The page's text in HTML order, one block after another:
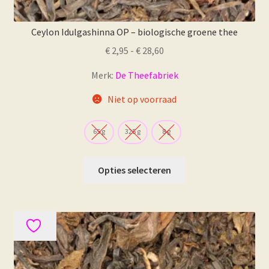
Ceylon Idulgashinna OP – biologische groene thee
€ 2,95 - € 28,60
tot
€ 28,60
Merk: De Theefabriek
Niet op voorraad
65 g 325 g 8 g
Opties selecteren
variaties.
Deze
optie